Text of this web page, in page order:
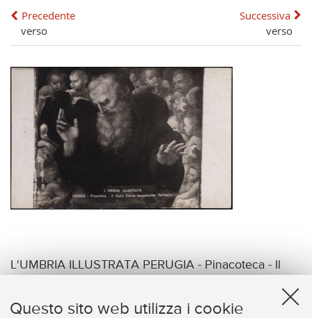
Questo sito web utilizza i cookie
Precedente
verso
Successiva
verso
L'UMBRIA ILLUSTRATA PERUGIA - Pinacoteca - Il